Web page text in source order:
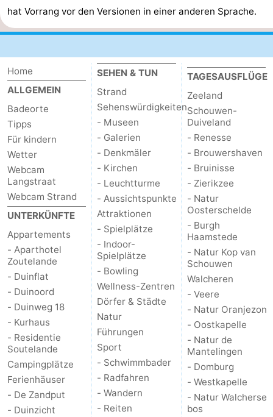
hat Vorrang vor den Versionen in einer anderen Sprache.
Home
ALLGEMEIN
Badeorte
Tipps
Für kindern
Wetter
Webcam
Langstraat
Webcam Strand
UNTERKÜNFTE
Appartements
- Aparthotel
Zoutelande
- Duinflat
- Duinoord
- Duinweg 18
- Kurhaus
- Residentie
Soutelande
Campingplätze
Ferienhäuser
- De Zandput
- Duinzicht
SEHEN & TUN
Strand
Sehenswürdigkeiten
- Museen
- Galerien
- Denkmäler
- Kirchen
- Leuchtturme
- Aussichtspunkte
Attraktionen
- Spielplätze
- Indoor-
Spielplätze
- Bowling
Wellness-Zentren
Dörfer & Städte
Natur
Führungen
Sport
- Schwimmbader
- Radfahren
- Wandern
- Reiten
TAGESAUSFLÜGE
Zeeland
Schouwen-
Duiveland
- Renesse
- Brouwershaven
- Bruinisse
- Zierikzee
- Natur
Oosterschelde
- Burgh
Haamstede
- Natur Kop van
Schouwen
Walcheren
- Veere
- Natur Oranjezon
- Oostkapelle
- Natur de
Mantelingen
- Domburg
- Westkapelle
- Natur Walcherse
bos